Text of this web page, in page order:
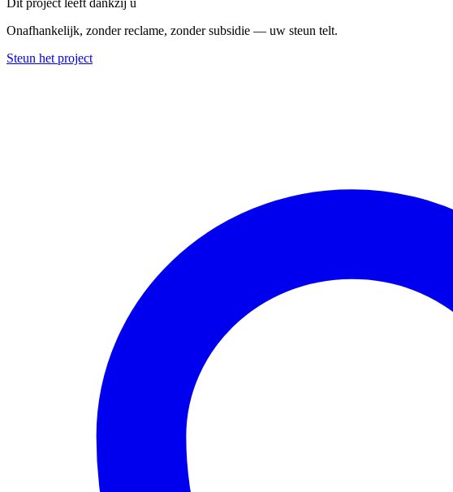
Dit project leeft dankzij u
Onafhankelijk, zonder reclame, zonder subsidie — uw steun telt.
Steun het project